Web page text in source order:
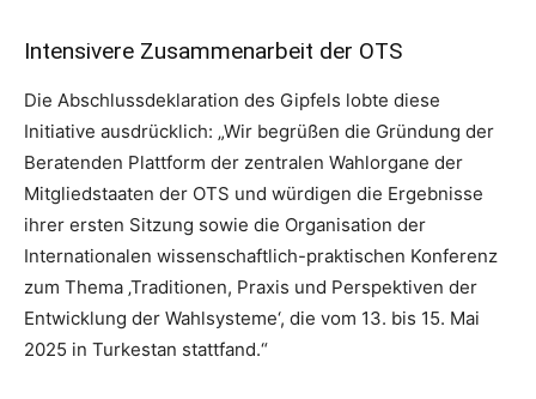
Intensivere Zusammenarbeit der OTS
Die Abschlussdeklaration des Gipfels lobte diese
Initiative ausdrücklich: „Wir begrüßen die Gründung der
Beratenden Plattform der zentralen Wahlorgane der
Mitgliedstaaten der OTS und würdigen die Ergebnisse
ihrer ersten Sitzung sowie die Organisation der
Internationalen wissenschaftlich-praktischen Konferenz
zum Thema ‚Traditionen, Praxis und Perspektiven der
Entwicklung der Wahlsysteme‘, die vom 13. bis 15. Mai
2025 in Turkestan stattfand.“